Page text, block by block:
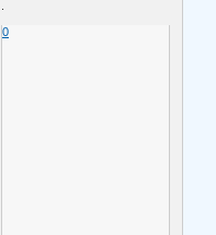
0